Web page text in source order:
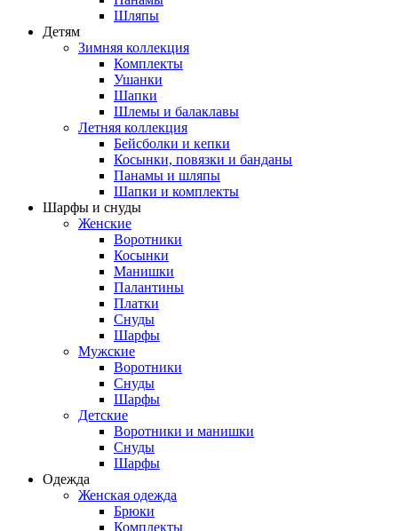
Шляпы
Детям
Зимняя коллекция
Комплекты
Ушанки
Шапки
Шлемы и балаклавы
Летняя коллекция
Бейсболки и кепки
Косынки, повязки и банданы
Панамы и шляпы
Шапки и комплекты
Шарфы и снуды
Женские
Воротники
Косынки
Манишки
Палантины
Платки
Снуды
Шарфы
Мужские
Воротники
Снуды
Шарфы
Детские
Воротники и манишки
Снуды
Шарфы
Одежда
Женская одежда
Брюки
Комплекты